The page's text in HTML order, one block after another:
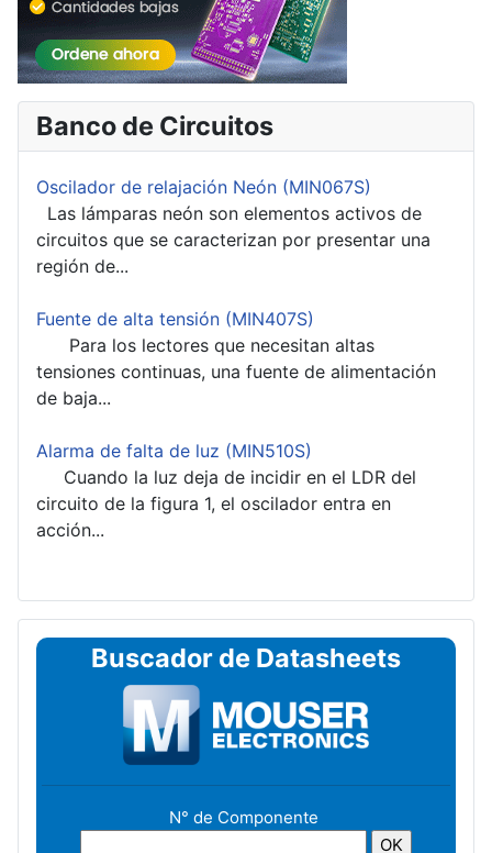
Banco de Circuitos
Oscilador de relajación Neón (MIN067S)
Las lámparas neón son elementos activos de
circuitos que se caracterizan por presentar una
región de...
Fuente de alta tensión (MIN407S)
Para los lectores que necesitan altas
tensiones continuas, una fuente de alimentación
de baja...
Alarma de falta de luz (MIN510S)
Cuando la luz deja de incidir en el LDR del
circuito de la figura 1, el oscilador entra en
acción...
Buscador de Datasheets
N° de Componente